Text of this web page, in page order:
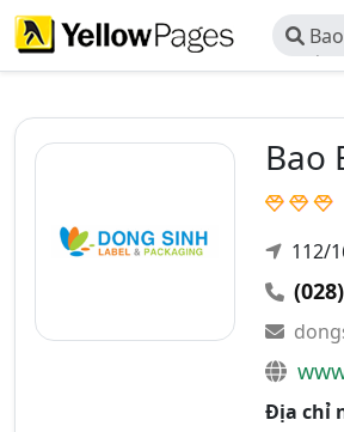
Xuất
Bao
112/
Địa chỉ